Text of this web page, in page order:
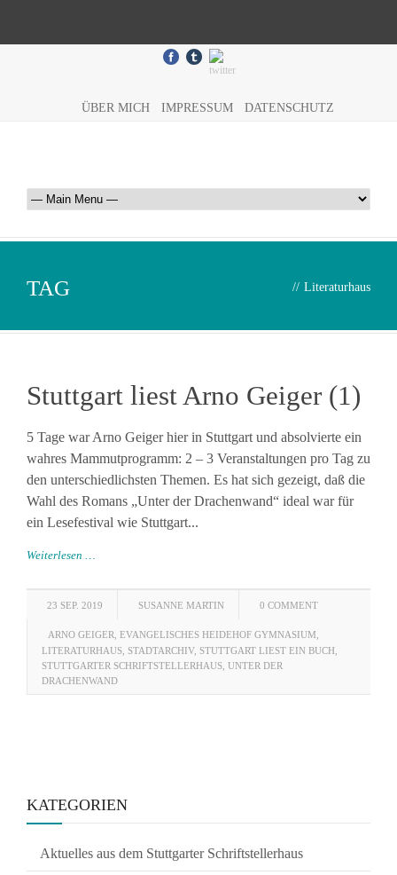
ÜBER MICH IMPRESSUM DATENSCHUTZ
TAG // Literaturhaus
Stuttgart liest Arno Geiger (1)
5 Tage war Arno Geiger hier in Stuttgart und absolvierte ein
wahres Mammutprogramm: 2 – 3 Veranstaltungen pro Tag zu
den unterschiedlichsten Themen. Es hat sich gezeigt, daß die
Wahl des Romans „Unter der Drachenwand“ ideal war für
ein Lesefestival wie Stuttgart...
Weiterlesen …
23 SEP. 2019 SUSANNE MARTIN 0 COMMENT
ARNO GEIGER EVANGELISCHES HEIDEHOF GYMNASIUM
LITERATURHAUS STADTARCHIV, STUTTGART LIEST EIN BUCH
STUTTGARTER SCHRIFTSTELLERHAUS UNTER DER
DRACHENWAND
KATEGORIEN
Aktuelles aus dem Stuttgarter Schriftstellerhaus